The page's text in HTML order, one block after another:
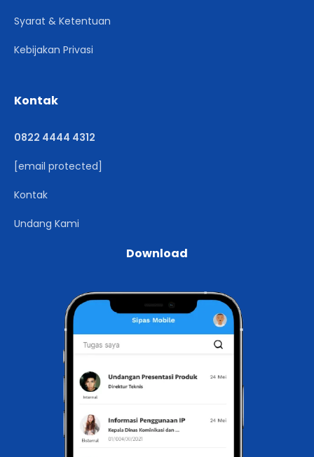
Syarat & Ketentuan
Kebijakan Privasi
Kontak
0822 4444 4312
[email protected]
Kontak
Undang Kami
Download